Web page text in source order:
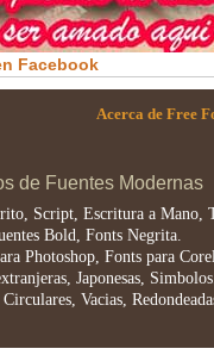
Facebook
Acerca de Free
de Fuentes Modernas
Script, Escritura a Mano,
Bold, Fonts Negrita.
Photoshop, Fonts para
Japonesas,
Circulares, Vacias,